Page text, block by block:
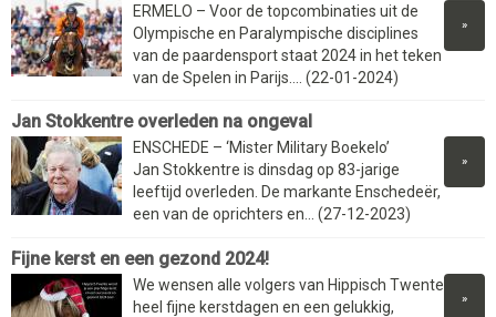
»
ERMELO – Voor de topcombinaties uit de
Olympische en Paralympische disciplines
van de paardensport staat 2024 in het teken
van de Spelen in Parijs.... (22-01-2024)
Jan Stokkentre overleden na ongeval
»
ENSCHEDE – ‘Mister Military Boekelo’
Jan Stokkentre is dinsdag op 83-jarige
leeftijd overleden. De markante Enschedeër,
een van de oprichters en... (27-12-2023)
Fijne kerst en een gezond 2024!
»
We wensen alle volgers van Hippisch Twente
heel fijne kerstdagen en een gelukkig,